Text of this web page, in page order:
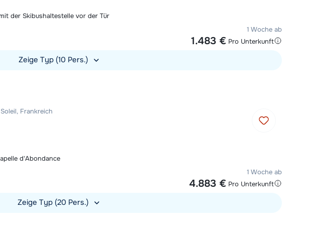
der Skibushaltestelle vor der Tür
1 Woche ab
1.483 € Pro Unterkunft
Zeige Typ (10 Pers.)
Frankreich
d'Abondance
1 Woche ab
4.883 € Pro Unterkunft
Zeige Typ (20 Pers.)